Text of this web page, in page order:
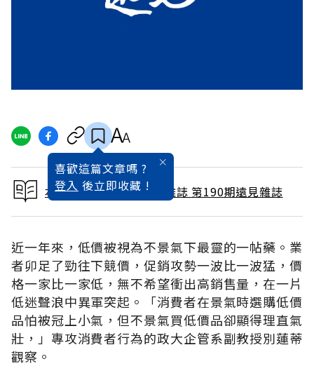
喜歡這篇文章嗎 ?
登入 後立即收藏 !
本文出自 2002 / 4月號雜誌 第190期遠見雜誌
近一年來，低價被視為不景氣下最靈的一帖藥。業
者卯足了勁往下競價，促銷攻勢一波比一波猛，價
格一家比一家低，無不希望衝出高銷售量，在一片
低迷聲浪中異軍突起。「消費者在景氣時選購低價
品怕被冠上小氣，但不景氣買低價品卻顯得理直氣
壯，」專攻消費者行為的政大企管系副教授別蓮蒂
觀察。